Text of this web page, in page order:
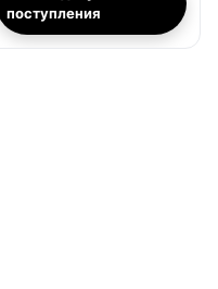
поступления